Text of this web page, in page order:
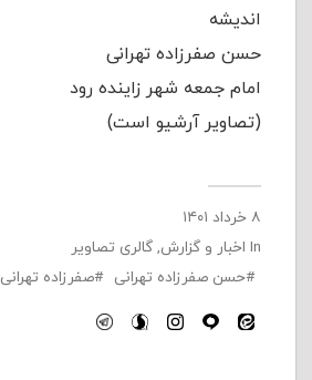
اندیشه
حسن صفرزاده تهرانی
امام جمعه شهر زاینده رود
(تصاویر آرشیو است)
۸ خرداد ۱۴۰۱
In اخبار و گزارش,گالری تصاویر
حسن صفرزاده تهرانی
صفرزاده تهرانی